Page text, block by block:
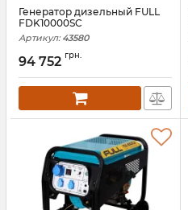
Генератор дизельный FULL
FDK10000SC
Артикул: 43580
94 752 грн.